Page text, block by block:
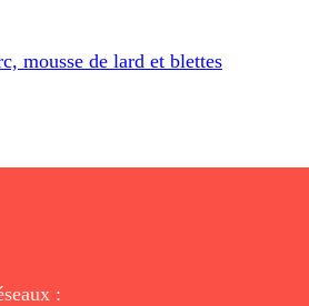
mousse de lard et blettes
: